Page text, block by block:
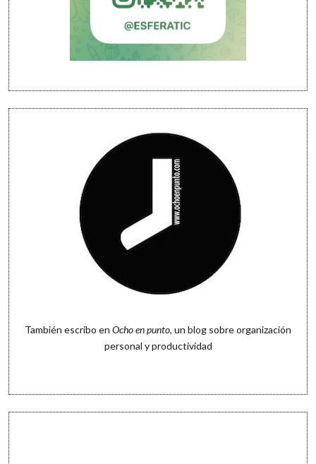
También escribo en Ocho en punto, un blog sobre organización
personal y productividad